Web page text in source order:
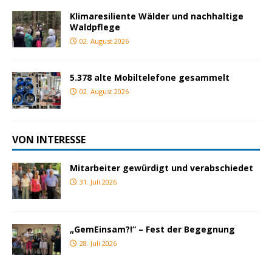
Klimaresiliente Wälder und nachhaltige
Waldpflege
02. August 2026
5.378 alte Mobiltelefone gesammelt
02. August 2026
VON INTERESSE
Mitarbeiter gewürdigt und verabschiedet
31. Juli 2026
„GemEinsam?!“ – Fest der Begegnung
28. Juli 2026